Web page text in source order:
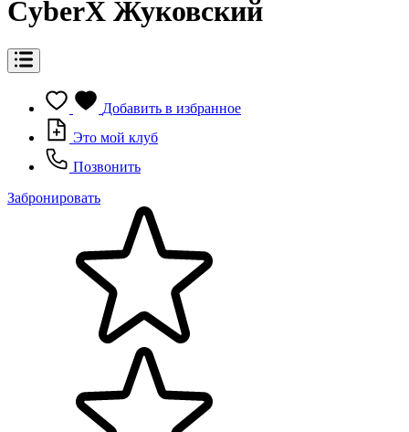
CyberX Жуковский
Добавить в избранное
Это мой клуб
Позвонить
Забронировать